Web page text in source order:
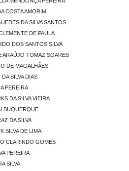
COSTA AMORIM
DA SILVA SANTOS
DE PAULA
DOS SANTOS SILVA
ARAÚJO TOMAZ SOARES
DE MAGALHÃES
SILVA DIAS
PEREIRA
DA SILVA VIEIRA
DA SILVA
SILVA DE LIMA
CLARINDO GOMES
PEREIRA
SILVA